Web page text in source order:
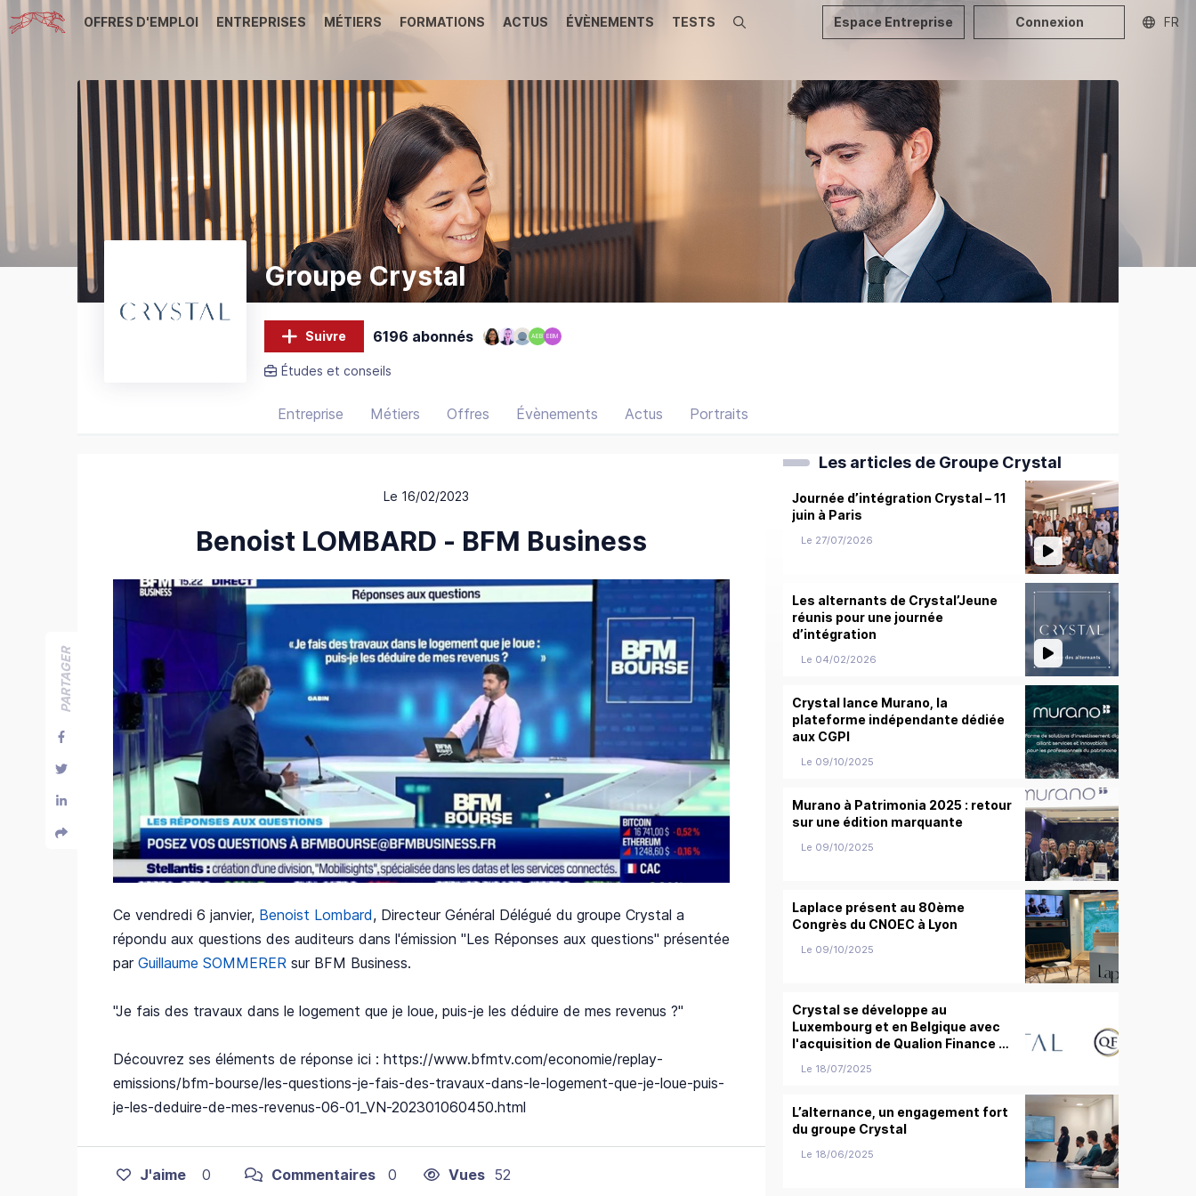
OFFRES D'EMPLOI ENTREPRISES MÉTIERS FORMATIONS ACTUS ÉVÈNEMENTS TESTS Recherche Espace Entreprise Connexion FR
Groupe Crystal
Suivre 6196 abonnés AEB EBM
Études et conseils
Entreprise Métiers Offres Évènements Actus Portraits
PARTAGER
Le 16/02/2023
Benoist LOMBARD - BFM Business
Ce vendredi 6 janvier, Benoist Lombard, Directeur Général Délégué du groupe Crystal a
répondu aux questions des auditeurs dans l'émission "Les Réponses aux questions" présentée
par Guillaume SOMMERER sur BFM Business.
"Je fais des travaux dans le logement que je loue, puis-je les déduire de mes revenus ?"
Découvrez ses éléments de réponse ici : https://www.bfmtv.com/economie/replay-
emissions/bfm-bourse/les-questions-je-fais-des-travaux-dans-le-logement-que-je-loue-puis-
je-les-deduire-de-mes-revenus-06-01_VN-202301060450.html
J'aime 0 Commentaires 0 Vues 52
Les articles de Groupe Crystal
Journée d’intégration Crystal – 11
juin à Paris
Le 27/07/2026
Les alternants de Crystal’Jeune
réunis pour une journée
d’intégration
Le 04/02/2026
Crystal lance Murano, la
plateforme indépendante dédiée
aux CGPI
Le 09/10/2025
Murano à Patrimonia 2025 : retour
sur une édition marquante
Le 09/10/2025
Laplace présent au 80ème
Congrès du CNOEC à Lyon
Le 09/10/2025
Crystal se développe au
Luxembourg et en Belgique avec
l'acquisition de Qualion Finance et
Le 18/07/2025
L’alternance, un engagement fort
du groupe Crystal
Le 18/06/2025